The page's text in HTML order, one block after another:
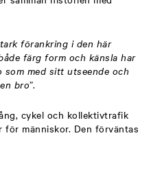
förankring i den här
färg form och känsla har
som med sitt utseende och
bro”.
cykel och kollektivtrafik
för människor. Den förväntas